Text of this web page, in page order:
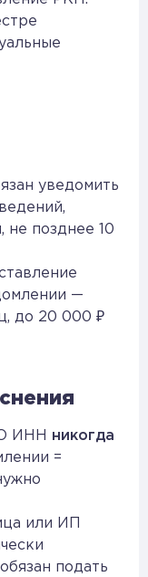
уведомить
не позднее 10
—
до 20 000 ₽
ИНН никогда
=
или ИП
подать